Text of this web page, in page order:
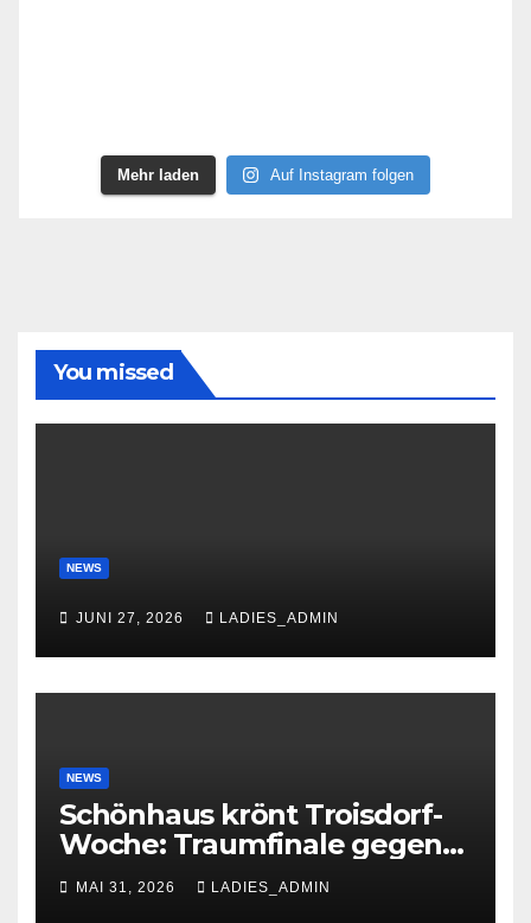
Mehr laden Auf Instagram folgen
You missed
NEWS
JUNI 27, 2026 LADIES_ADMIN
NEWS
Schönhaus krönt Troisdorf-
Woche: Traumfinale gegen
Petkovic begeistert 600
Zuschauer
MAI 31, 2026 LADIES_ADMIN